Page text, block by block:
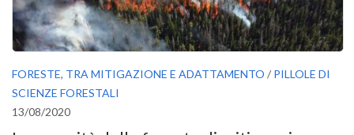
FORESTE, TRA MITIGAZIONE E ADATTAMENTO / PILLOLE DI
SCIENZE FORESTALI
13/08/2020